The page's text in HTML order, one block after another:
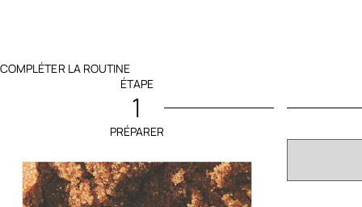
COMPLÉTER LA ROUTINE
ÉTAPE
1
PRÉPARER